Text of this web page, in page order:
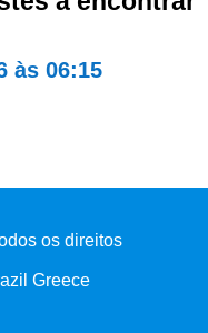
às 06:15
os direitos
Greece